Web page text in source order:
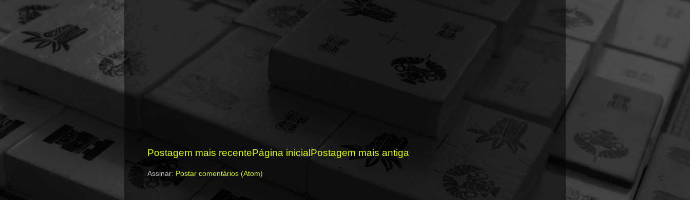
Postagem mais recente Postagem mais antiga
Página inicial
Assinar: Postar comentários (Atom)